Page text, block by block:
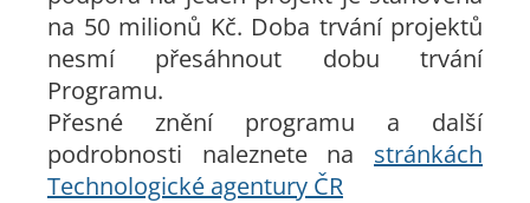
na 50 milionů Kč. Doba trvání projektů
nesmí přesáhnout dobu trvání
Programu.
Přesné znění programu a další
podrobnosti naleznete na stránkách
Technologické agentury ČR